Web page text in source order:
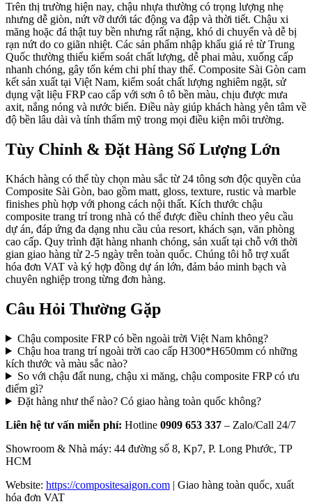
Trên thị trường hiện nay, chậu nhựa thường có trọng lượng nhẹ
nhưng dễ giòn, nứt vỡ dưới tác động va đập và thời tiết. Chậu xi
măng hoặc đá thật tuy bền nhưng rất nặng, khó di chuyển và dễ bị
rạn nứt do co giãn nhiệt. Các sản phẩm nhập khẩu giá rẻ từ Trung
Quốc thường thiếu kiểm soát chất lượng, dễ phai màu, xuống cấp
nhanh chóng, gây tốn kém chi phí thay thế. Composite Sài Gòn cam
kết sản xuất tại Việt Nam, kiểm soát chất lượng nghiêm ngặt, sử
dụng vật liệu FRP cao cấp với sơn ô tô bền màu, chịu được mưa
axit, nắng nóng và nước biển. Điều này giúp khách hàng yên tâm về
độ bền lâu dài và tính thẩm mỹ trong mọi điều kiện môi trường.
Tùy Chỉnh & Đặt Hàng Số Lượng Lớn
Khách hàng có thể tùy chọn màu sắc từ 24 tông sơn độc quyền của
Composite Sài Gòn, bao gồm matt, gloss, texture, rustic và marble
finishes phù hợp với phong cách nội thất. Kích thước chậu
composite trang trí trong nhà có thể được điều chỉnh theo yêu cầu
dự án, đáp ứng đa dạng nhu cầu của resort, khách sạn, văn phòng
cao cấp. Quy trình đặt hàng nhanh chóng, sản xuất tại chỗ với thời
gian giao hàng từ 2-5 ngày trên toàn quốc. Chúng tôi hỗ trợ xuất
hóa đơn VAT và ký hợp đồng dự án lớn, đảm bảo minh bạch và
chuyên nghiệp trong từng đơn hàng.
Câu Hỏi Thường Gặp
Chậu composite FRP có bền ngoài trời Việt Nam không?
Chậu hoa trang trí ngoài trời cao cấp H300*H650mm có những
kích thước và màu sắc nào?
So với chậu đất nung, chậu xi măng, chậu composite FRP có ưu
điểm gì?
Đặt hàng như thế nào? Có giao hàng toàn quốc không?
Liên hệ tư vấn miễn phí: Hotline 0909 653 337 – Zalo/Call 24/7
Showroom & Nhà máy: 44 đường số 8, Kp7, P. Long Phước, TP
HCM
Website: https://compositesaigon.com | Giao hàng toàn quốc, xuất
hóa đơn VAT